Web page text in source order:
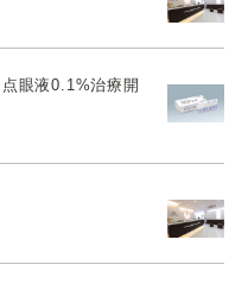
眼液0.1%治療開